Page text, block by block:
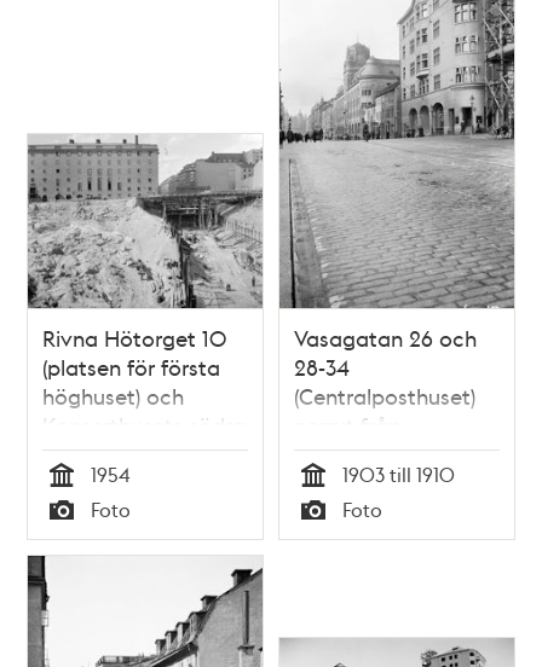
Rivna Hötorget 10
(platsen för första
höghuset) och
Konserthusets södra
sida.
Anläggningsarbete
för tunnelbanan vid
station Hötorget
och blivande
Sveavägen
Tid
1954
Typ
Foto
Vasagatan 26 och
28-34
(Centralposthuset)
norrut från
Klarabergsgatan.
Vasagatan 26 revs
på 1960 - talet. Dåv.
kv. Svanen och
Tid
1903 till 1910
Typ
Foto